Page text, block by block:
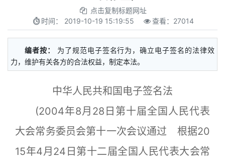
点击复制标题网址
时间： 2019-10-19 15:19:55 查看： 27014
编者按：
为了规范电子签名行为，确立电子签名的法律效
力，维护有关各方的合法权益，制定本法。
中华人民共和国电子签名法
(2004年8月28日第十届全国人民代表
大会常务委员会第十一次会议通过 根据20
15年4月24日第十二届全国人民代表大会常